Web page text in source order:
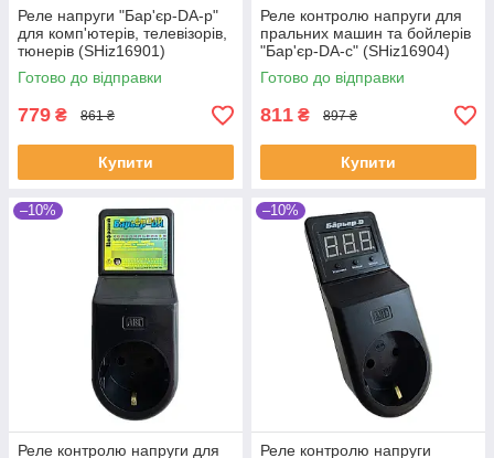
Реле напруги "Бар'єр-DA-р"
для комп'ютерів, телевізорів,
тюнерів (SHiz16901)
Готово до відправки
779 ₴ 861 ₴
Купити
Реле контролю напруги для
пральних машин та бойлерів
"Бар'єр-DA-с" (SHiz16904)
Готово до відправки
811 ₴ 897 ₴
Купити
–10%
Реле контролю напруги для
–10%
Реле контролю напруги